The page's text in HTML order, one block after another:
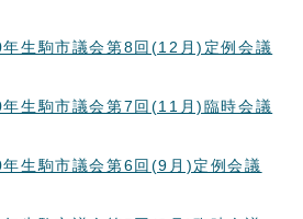
生駒市議会第8回(12月)定例会議
生駒市議会第7回(11月)臨時会議
生駒市議会第6回(9月)定例会議